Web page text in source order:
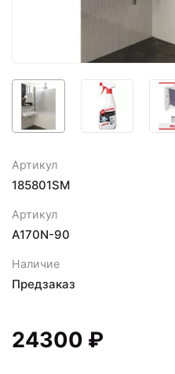
Артикул
185801SM
Артикул
A170N-90
Наличие
Предзаказ
24300 ₽